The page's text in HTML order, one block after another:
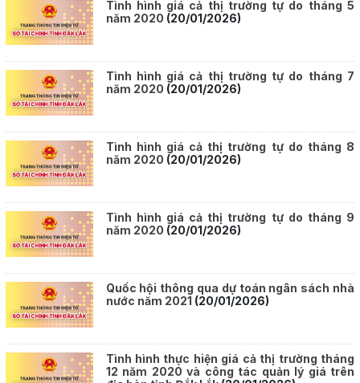
Tình hình giá cả thị trường tự do tháng 5
năm 2020 (20/01/2026)
Tình hình giá cả thị trường tự do tháng 7
năm 2020 (20/01/2026)
Tình hình giá cả thị trường tự do tháng 8
năm 2020 (20/01/2026)
Tình hình giá cả thị trường tự do tháng 9
năm 2020 (20/01/2026)
Quốc hội thông qua dự toán ngân sách nhà
nước năm 2021 (20/01/2026)
Tình hình thực hiện giá cả thị trường tháng
12 năm 2020 và công tác quản lý giá trên